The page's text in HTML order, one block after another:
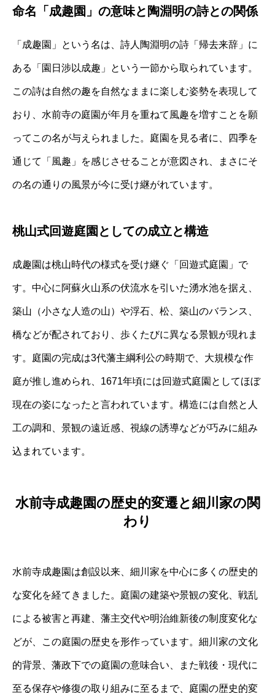
命名「成趣園」の意味と陶淵明の詩との関係
「成趣園」という名は、詩人陶淵明の詩「帰去来辞」に
ある「園日涉以成趣」という一節から取られています。
この詩は自然の趣を自然なままに楽しむ姿勢を表現して
おり、水前寺の庭園が年月を重ねて風趣を増すことを願
ってこの名が与えられました。庭園を見る者に、四季を
通じて「風趣」を感じさせることが意図され、まさにそ
の名の通りの風景が今に受け継がれています。
桃山式回遊庭園としての成立と構造
成趣園は桃山時代の様式を受け継ぐ「回遊式庭園」で
す。中心に阿蘇火山系の伏流水を引いた湧水池を据え、
築山（小さな人造の山）や浮石、松、築山のバランス、
橋などが配されており、歩くたびに異なる景観が現れま
す。庭園の完成は3代藩主綱利公の時期で、大規模な作
庭が推し進められ、1671年頃には回遊式庭園としてほぼ
現在の姿になったと言われています。構造には自然と人
工の調和、景観の遠近感、視線の誘導などが巧みに組み
込まれています。
水前寺成趣園の歴史的変遷と細川家の関
わり
水前寺成趣園は創設以来、細川家を中心に多くの歴史的
な変化を経てきました。庭園の建築や景観の変化、戦乱
による被害と再建、藩主交代や明治維新後の制度変化な
どが、この庭園の歴史を形作っています。細川家の文化
的背景、藩政下での庭園の意味合い、また戦後・現代に
至る保存や修復の取り組みに至るまで、庭園の歴史的変